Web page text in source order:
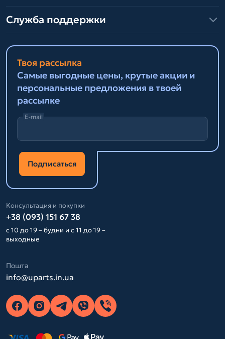
Служба поддержки
Твоя рассылка
Самые выгодные цены, крутые акции и
персональные предложения в твоей
рассылке
E-mail
Подписаться
Консультация и покупки
+38 (093) 151 67 38
с 10 до 19 – будни и с 11 до 19 –
выходные
Пошта
info@uparts.in.ua